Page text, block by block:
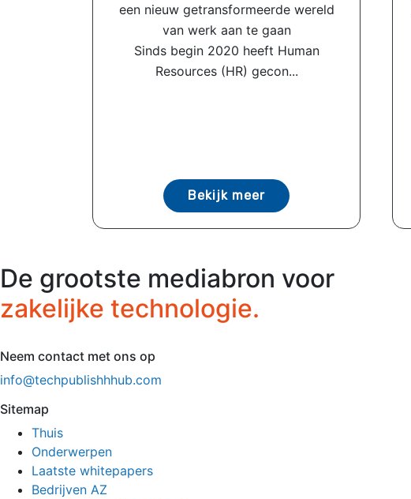
een nieuw getransformeerde wereld
van werk aan te gaan
Sinds begin 2020 heeft Human
Resources (HR) gecon...
Bekijk meer
De grootste mediabron voor
zakelijke technologie.
Neem contact met ons op
info@techpublishhhub.com
Sitemap
Thuis
Onderwerpen
Laatste whitepapers
Bedrijven AZ